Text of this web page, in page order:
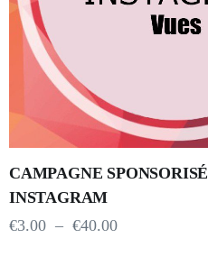
CAMPAGNE
INSTAGRAM
€3.00 – €40.00